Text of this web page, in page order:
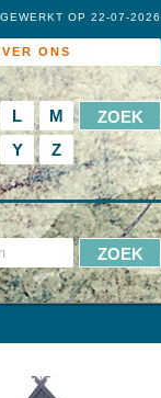
ONS
OP 22-07-2026
L
M
Y Z